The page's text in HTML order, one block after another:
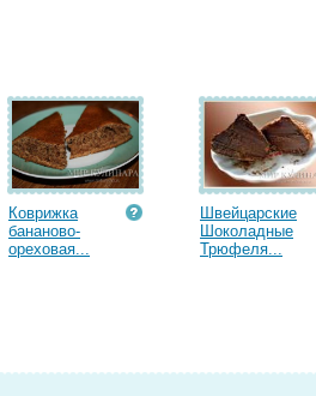
Коврижка
бананово-
ореховая...
Швейцарские
Шоколадные
Трюфеля...